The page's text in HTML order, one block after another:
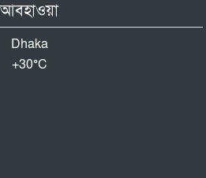
আবহাওয়া
Dhaka
+30°C